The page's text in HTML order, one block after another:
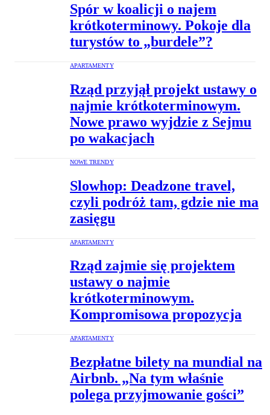
Spór w koalicji o najem
krótkoterminowy. Pokoje dla
turystów to „burdele”?
APARTAMENTY
Rząd przyjął projekt ustawy o
najmie krótkoterminowym.
Nowe prawo wyjdzie z Sejmu
po wakacjach
NOWE TRENDY
Slowhop: Deadzone travel,
czyli podróż tam, gdzie nie ma
zasięgu
APARTAMENTY
Rząd zajmie się projektem
ustawy o najmie
krótkoterminowym.
Kompromisowa propozycja
APARTAMENTY
Bezpłatne bilety na mundial na
Airbnb. „Na tym właśnie
polega przyjmowanie gości”